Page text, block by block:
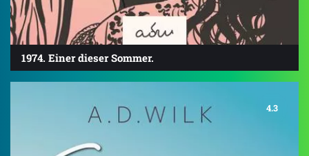
1974. Einer dieser Sommer.
4.3